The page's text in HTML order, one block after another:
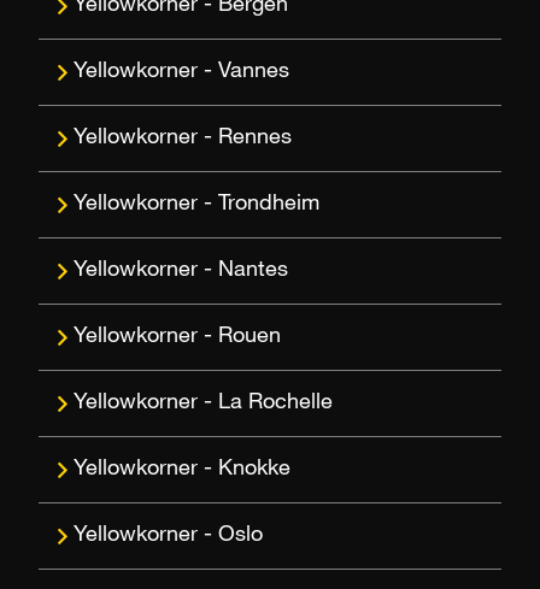
Bergen
Vannes
Rennes
Trondheim
Nantes
Rouen
La Rochelle
Knokke
Oslo